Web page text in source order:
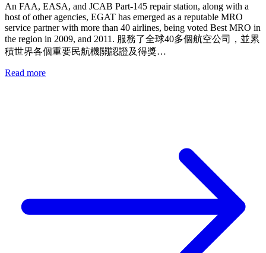
An FAA, EASA, and JCAB Part-145 repair station, along with a
host of other agencies, EGAT has emerged as a reputable MRO
service partner with more than 40 airlines, being voted Best MRO in
the region in 2009, and 2011. 服務了全球40多個航空公司，並累
積世界各個重要民航機關認證及得獎…
Read more